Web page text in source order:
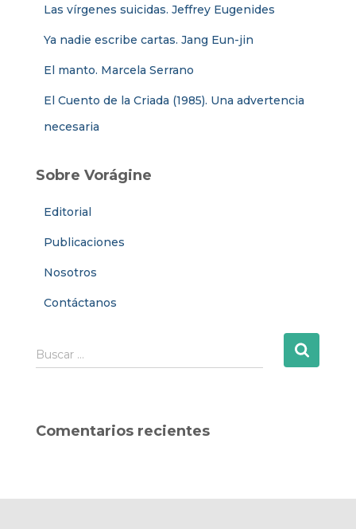
Las vírgenes suicidas. Jeffrey Eugenides
Ya nadie escribe cartas. Jang Eun-jin
El manto. Marcela Serrano
El Cuento de la Criada (1985). Una advertencia
necesaria
Sobre Vorágine
Editorial
Publicaciones
Nosotros
Contáctanos
B
u
r
Buscar …
Comentarios recientes